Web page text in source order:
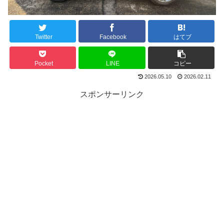
Twitter Facebook はてブ
Pocket LINE コピー
2026.05.10 2026.02.11
スポンサーリンク